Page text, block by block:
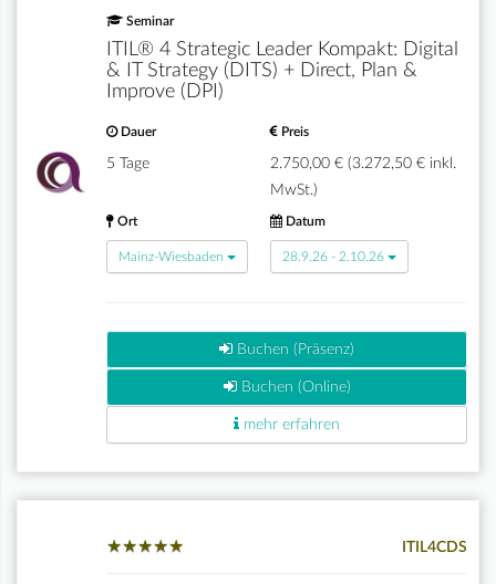
Seminar
ITIL® 4 Strategic Leader Kompakt: Digital
& IT Strategy (DITS) + Direct, Plan &
Improve (DPI)
Dauer
5 Tage
Preis
2.750,00 € (3.272,50 € inkl.
MwSt.)
Ort
Mainz-Wiesbaden
Datum
28.9.26 - 2.10.26
Buchen (Präsenz)
Buchen (Online)
mehr erfahren
★★★★★
★★★★★ ITIL4CDS